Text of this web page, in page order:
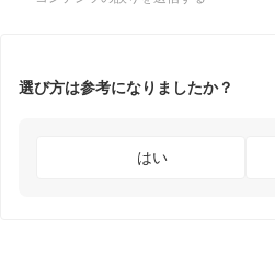
選び方は参考になりましたか？
はい